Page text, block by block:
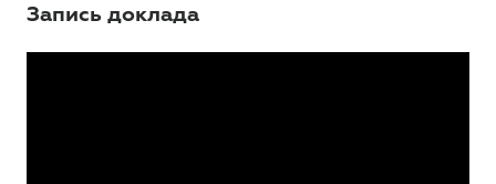
Запись доклада